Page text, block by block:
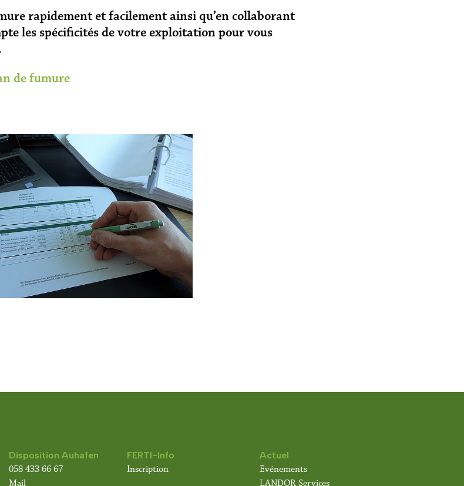
rapidement et facilement ainsi qu’en collaborant
les spécificités de votre exploitation pour vous
de fumure
Disposition Auhafen
058 433 66 67
Mail
FERTI-Info
Inscription
Actuel
Evénements
LANDOR Services